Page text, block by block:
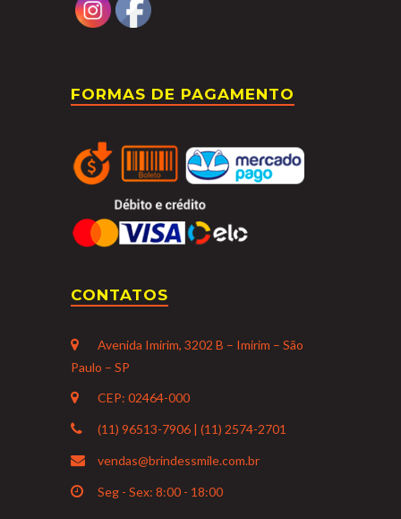
FORMAS DE PAGAMENTO
CONTATOS
Avenida Imirim, 3202 B – Imirim – São
Paulo – SP
CEP: 02464-000
(11) 96513-7906 | (11) 2574-2701
vendas@brindessmile.com.br
Seg - Sex: 8:00 - 18:00